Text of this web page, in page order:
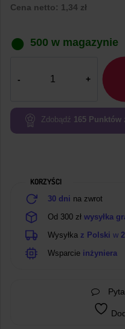
Cena netto: 1,34 zł
500 w magazynie
żeńskie
Zdobądź 165 Punktów
KORZYŚCI
30 dni na zwrot
Od 300 zł wysyłka
Wysyłka z Polski w
Wsparcie inżyniera